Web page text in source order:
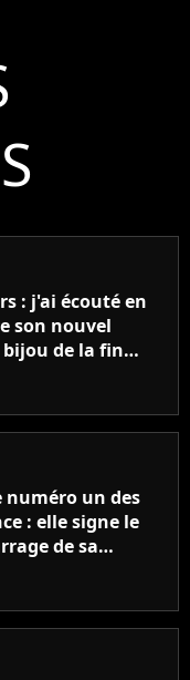
: j'ai écouté en
son nouvel
de la fin
numéro un des
: elle signe le
de sa
album Petal